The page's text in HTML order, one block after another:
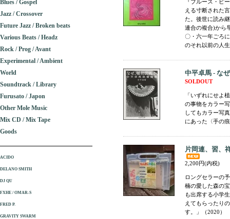
『ブルース・ピ
える寸断された
た。後世に読み
連合の複合)から
〇・六一年ごろ
のそれ以前の人
中平卓馬 - な
SOLDOUT
「いずれにせよ
の事物をカラー
してもカラー写
にあった〈手の
片岡連、習、
2,200円(内税)
ロングセラーの
楠の愛した森の
も出席する小学
えてもらったり
す。」（2020）
Blues / Gospel
Jazz / Crossover
Future Jazz / Broken beats
Various Beats / Headz
Rock / Prog / Avant
Experimental / Ambient
World
Soundtrack / Library
Furusato / Japon
Other Mole Music
Mix CD / Mix Tape
Goods
ACIDO
DELANO SMITH
DJ QU
FXHE / OMAR-S
FRED P.
GRAVITY SWARM